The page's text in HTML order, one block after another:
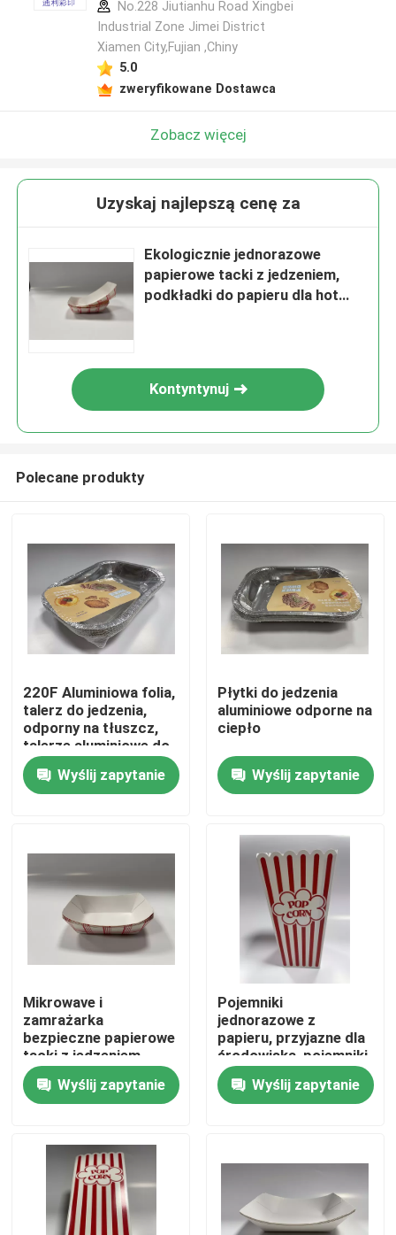
Do domu
Produkty
O nas
Wycieczka po fabryce
Kontrola jakości
Skontaktuj się z nami
Poproś o wycenę
Papierowe pudełko upominkowe
No.228 Jiutianhu Road Xingbei
Industrial Zone Jimei District
Xiamen City,Fujian ,Chiny
5.0
zweryfikowane Dostawca
Zobacz więcej
Uzyskaj najlepszą cenę za
Ekologicznie jednorazowe
papierowe tacki z jedzeniem,
podkładki do papieru dla hot
Kontyntynuj
Polecane produkty
220F Aluminiowa folia,
talerz do jedzenia,
odporny na tłuszcz,
talerze aluminiowe do
jedzenia
Wyślij zapytanie
Płytki do jedzenia
aluminiowe odporne na
ciepło
Wyślij zapytanie
Mikrowave i
zamrażarka
bezpieczne papierowe
tacki z jedzeniem,
papierowe tacki z hot
dogamiWyślij zapytanie
Pojemniki
jednorazowe z
papieru, przyjazne dla
środowiska, pojemniki
na łodzie spożywczej
Wyślij zapytanie